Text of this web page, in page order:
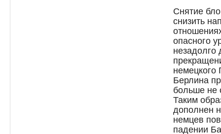
Снятие
снизить
опасного
незадолго
Берлина
больше не
Таким
дополнен
немцев
падении